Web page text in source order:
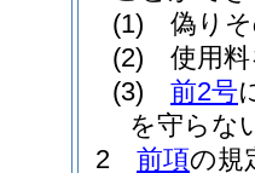
(1)
偽り
(2)
使用
(3)
前2号
を守らな
2
前項の規